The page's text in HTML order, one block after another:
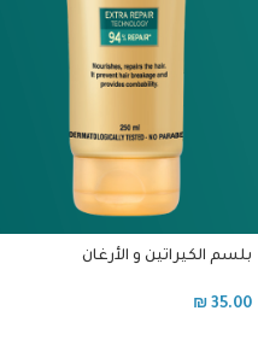
بلسم الكيراتين و الأرغان
₪ 35.00